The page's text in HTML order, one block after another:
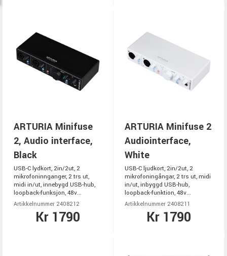
ARTURIA Minifuse
2, Audio interface,
Black
USB-C lydkort, 2in/2ut, 2
mikrofoninnganger, 2 trs ut,
midi in/ut, innebygd USB-hub,
loopback-funksjon, 48v...
Artikkelnummer 2408212
Kr 1790
ARTURIA Minifuse 2
Audiointerface,
White
USB-C ljudkort, 2in/2ut, 2
mikrofoningångar, 2 trs ut, midi
in/ut, inbyggd USB-hub,
loopback-funktion, 48v...
Artikkelnummer 2408211
Kr 1790